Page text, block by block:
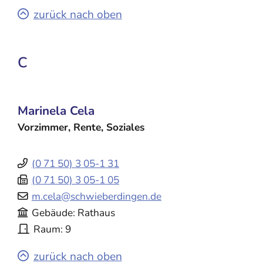
zurück nach oben
C
Marinela Cela
Vorzimmer, Rente, Soziales
(0 71 50) 3 05-1 31
(0 71 50) 3 05-1 05
m.cela@schwieberdingen.de
Gebäude Rathaus
Raum 9
zurück nach oben